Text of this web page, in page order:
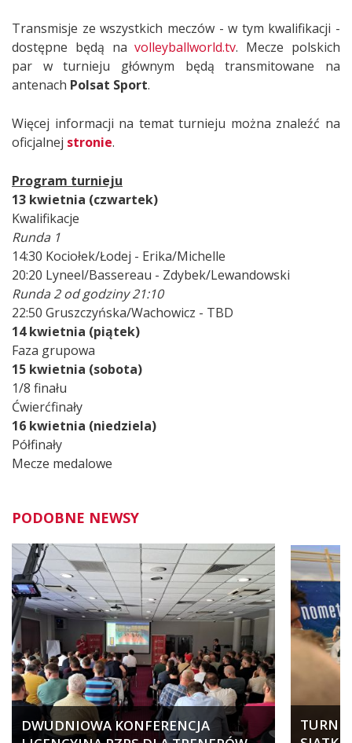
Transmisje ze wszystkich meczów - w tym kwalifikacji -
dostępne będą navolleyballworld.tv. Mecze polskich
par w turnieju głównym będą transmitowane na
antenach Polsat Sport.
Więcej informacji na temat turnieju można znaleźć na
oficjalnej stronie.
Program turnieju
13 kwietnia (czwartek)
Kwalifikacje
Runda 1
14:30 Kociołek/Łodej - Erika/Michelle
20:20 Lyneel/Bassereau - Zdybek/Lewandowski
Runda 2 od godziny 21:10
22:50 Gruszczyńska/Wachowicz - TBD
14 kwietnia (piątek)
Faza grupowa
15 kwietnia (sobota)
1/8 finału
Ćwierćfinały
16 kwietnia (niedziela)
Półfinały
Mecze medalowe
PODOBNE NEWSY
DWUDNIOWA KONFERENCJA